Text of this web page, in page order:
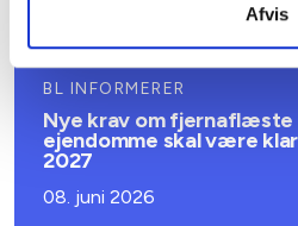
Afvis
BL INFORMERER
Nye krav om fjernaflæste
ejendomme skal være
2027
08. juni 2026